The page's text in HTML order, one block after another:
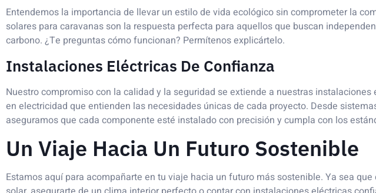
Entendemos la importancia de llevar un estilo de vida ecológico sin comprometer la
solares para caravanas son la respuesta perfecta para aquellos que buscan
carbono. ¿Te preguntas cómo funcionan? Permítenos explicártelo.
Instalaciones Eléctricas De Confianza
Nuestro compromiso con la calidad y la seguridad se extiende a nuestras
en electricidad que entienden las necesidades únicas de cada proyecto. Desde
aseguramos que cada componente esté instalado con precisión y cumpla con los
Un Viaje Hacia Un Futuro Sostenible
Estamos aquí para acompañarte en tu viaje hacia un futuro más sostenible. Ya sea